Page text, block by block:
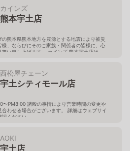
カインズ
熊本宇土店
の熊本県熊本地方を震源とする地震により被災
様、ならびにそのご家族・関係者の皆様に、心
舞い申し上げます。 カインズ 熊本宇土店は、
～17時）します（各種サービスは停止中）。 お
ご不便をおかけしましたが、ご来店お待ちして
。
西松屋チェーン
宇土シティモール店
〜PM8:00 諸般の事情により営業時間の変更や
合わせる場合がございます。 詳細はウェブサイ
認ください。
AOKI
宇土店